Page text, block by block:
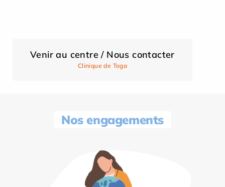
Venir au centre / Nous contacter
Clinique de Toga
Nos engagements